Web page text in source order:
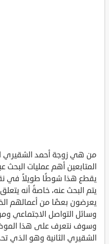
من هي زوجة أحمد الشقيري
المتابعين أهم عمليات البحث
يقطع هذا شوطًا طويلاً في
يتم البحث عنه، خاصةً أنه
يعرضون بعضًا من أعمالهم
وسائل التواصل الاجتماعي
وسوف نتعرف على هذا
الشقيري الثانية وهو الذي